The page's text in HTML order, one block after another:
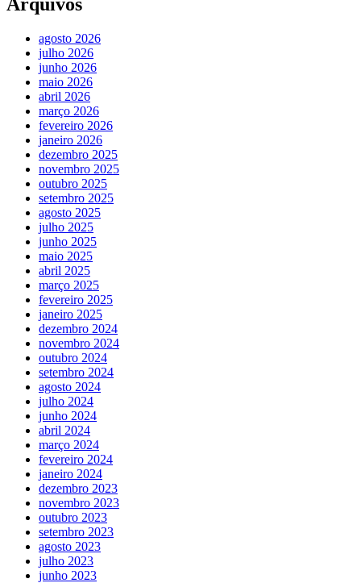
agosto 2026
julho 2026
junho 2026
maio 2026
abril 2026
março 2026
fevereiro 2026
janeiro 2026
dezembro 2025
novembro 2025
outubro 2025
setembro 2025
agosto 2025
julho 2025
junho 2025
maio 2025
abril 2025
março 2025
fevereiro 2025
janeiro 2025
dezembro 2024
novembro 2024
outubro 2024
setembro 2024
agosto 2024
julho 2024
junho 2024
abril 2024
março 2024
fevereiro 2024
janeiro 2024
dezembro 2023
novembro 2023
outubro 2023
setembro 2023
agosto 2023
julho 2023
junho 2023